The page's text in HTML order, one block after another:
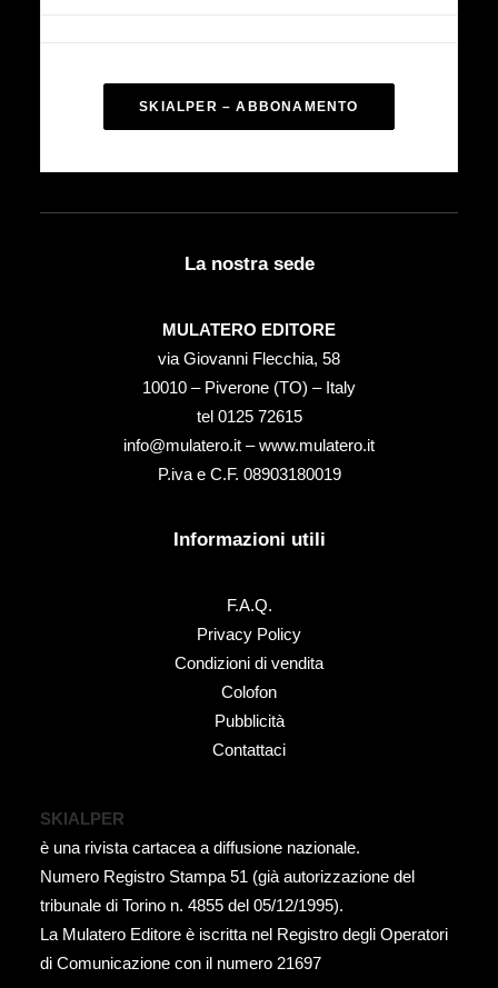
SKIALPER – ABBONAMENTO
La nostra sede
MULATERO EDITORE
via Giovanni Flecchia, 58
10010 – Piverone (TO) – Italy
tel ‭0125 72615‬
info@mulatero.it –www.mulatero.it
P.iva e C.F. 08903180019
Informazioni utili
F.A.Q.
Privacy Policy
Condizioni di vendita
Colofon
Pubblicità
Contattaci
SKIALPER
è una rivista cartacea a diffusione nazionale.
Numero Registro Stampa 51 (già autorizzazione del
tribunale di Torino n. 4855 del 05/12/1995).
La Mulatero Editore è iscritta nel Registro degli Operatori
di Comunicazione con il numero 21697